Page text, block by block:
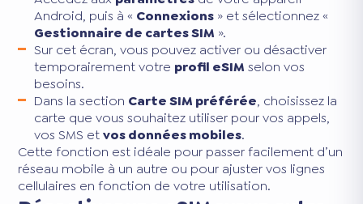
Android, puis à « Connexions » et sélectionnez «
Gestionnaire de cartes SIM ».
Sur cet écran, vous pouvez activer ou désactiver
temporairement votre profil eSIM selon vos
besoins.
Dans la section Carte SIM préférée, choisissez la
carte que vous souhaitez utiliser pour vos appels,
vos SMS etvos données mobiles.
Cette fonction est idéale pour passer facilement d’un
réseau mobile à un autre ou pour ajuster vos lignes
cellulaires en fonction de votre utilisation.